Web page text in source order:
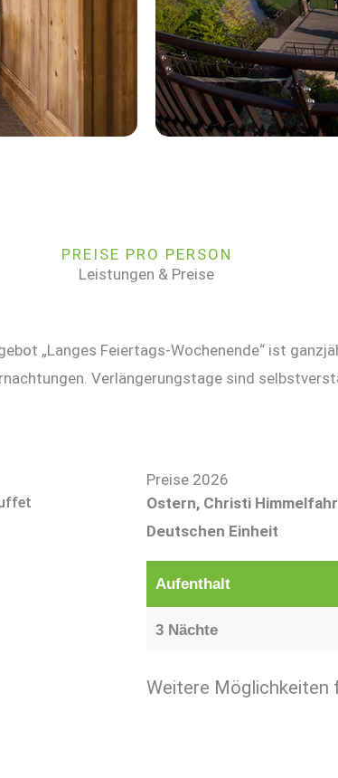
PREISE PRO PERSON
Leistungen & Preise
„Langes Feiertags-Wochenende“ ist
Verlängerungstage sind
Preise 2026
Ostern, Christi
Deutschen Einheit
Aufenthalt
3 Nächte
Weitere Möglichkeiten